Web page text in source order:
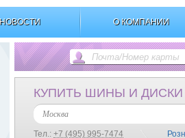
НОВОСТИ О КОМПАНИИ
КУПИТЬ ШИНЫ И ДИСКИ
Москва
Тел.: +7 (495) 995-7474